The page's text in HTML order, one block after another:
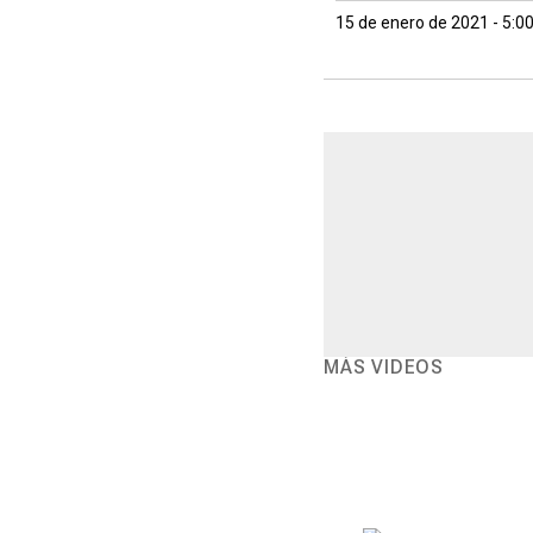
15 de enero de 2021 -
MÁS VIDEOS